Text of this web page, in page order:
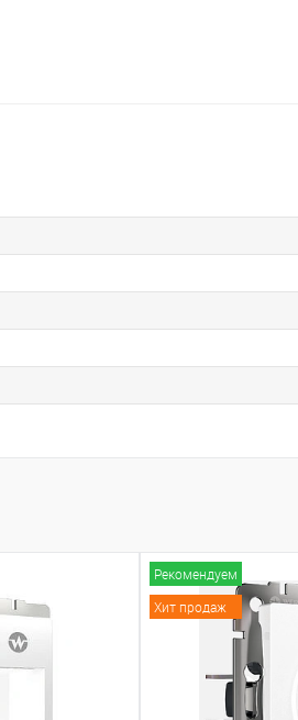
Рекомендуем
Хит продаж